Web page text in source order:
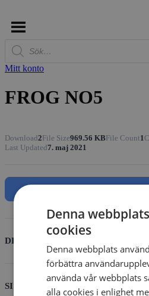
Produktsökning
Mitt konto
FROG NO5
Download2File Size969.56 KBFile Count1
Last Updated7. maj 2021
DESCRIPTION
SIMILAR DOWNLOADS
Denna
cookies
Denna webbplats
förbättra
använda vår webbplats
alla cookies i enlighet